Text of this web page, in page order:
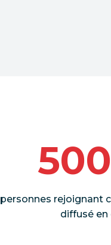
personnes rejoignant
diffusé en